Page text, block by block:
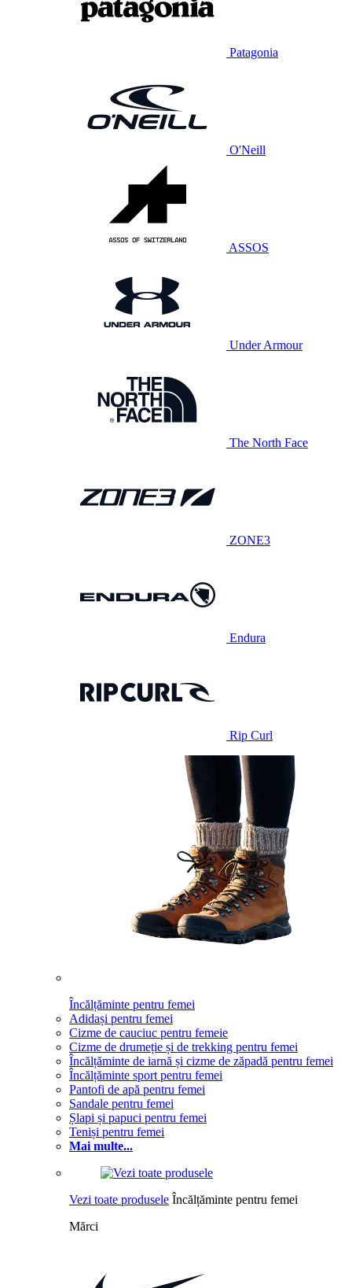
Patagonia
O'Neill
ASSOS
Under Armour
The North Face
ZONE3
Endura
Rip Curl
Încălțăminte pentru femei
Adidași pentru femei
Cizme de cauciuc pentru femeie
Cizme de drumeție și de trekking pentru femei
Încălțăminte de iarnă și cizme de zăpadă pentru femei
Încălțăminte sport pentru femei
Pantofi de apă pentru femei
Sandale pentru femei
Șlapi și papuci pentru femei
Teniși pentru femei
Mai multe...
Vezi toate produsele Încălțăminte pentru femei
Mărci